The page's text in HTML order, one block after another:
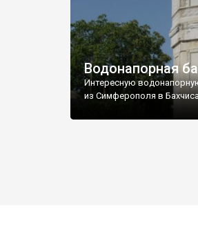
Водонапорная
Интересную
из Симферополя в